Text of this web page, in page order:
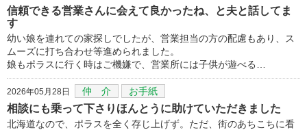
信頼できる営業さんに会えて良かったね、と夫と話してま
す
幼い娘を連れての家探しでしたが、営業担当の方の配慮もあり、ス
ムーズに打ち合わせ等進められました。
娘もポラスに行く時はご機嫌で、営業所には子供が遊べる…
2026年05月28日 仲 介 お手紙
相談にも乗って下さりほんとうに助けていただきました
北海道なので、ポラスを全く存じ上げず。ただ、街のあちこちに看